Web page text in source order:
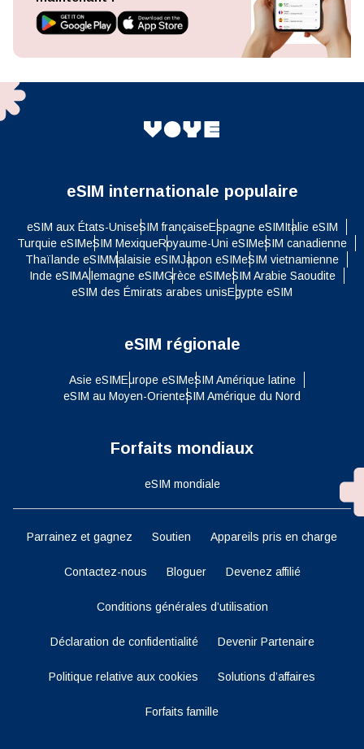
eSIM internationale populaire
eSIM aux États-UniseSIM françaiseEspagne eSIMItalie eSIM
Turquie eSIMeSIM MexiqueRoyaume-Uni eSIMeSIM canadienne
Thaïlande eSIMMalaisie eSIMJapon eSIMeSIM vietnamienne
Inde eSIMAllemagne eSIMGrèce eSIMeSIM Arabie Saoudite
eSIM des Émirats arabes unisEgypte eSIM
eSIM régionale
Asie eSIMEurope eSIMeSIM Amérique latine
eSIM au Moyen-OrienteSIM Amérique du Nord
Forfaits mondiaux
eSIM mondiale
Parrainez et gagnez Soutien Appareils pris en charge
Contactez-nous Bloguer Devenez affilié
Conditions générales d’utilisation
Déclaration de confidentialité Devenir Partenaire
Politique relative aux cookies Solutions d’affaires
Forfaits famille